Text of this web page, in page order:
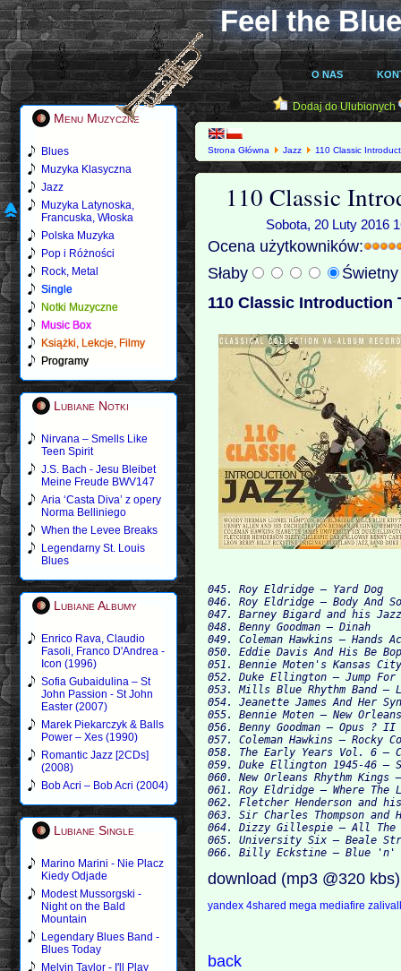
Feel the
O NAS
Menu Muzyczne
Blues
Muzyka Klasyczna
Jazz
Muzyka Latynoska,
Francuska, Włoska
Polska Muzyka
Pop i Różności
Rock, Metal
Single
Notki Muzyczne
Music Box
Książki, Lekcje, Filmy
Programy
Lubiane Notki
Nirvana – Smells Like
Teen Spirit
J.S. Bach - Jesu Bleibet
Meine Freude BWV147
Aria ‘Casta Diva’ z opery
Norma Belliniego
When the Levee Breaks
Legendarny St. Louis
Blues
Lubiane Albumy
Enrico Rava, Claudio
Fasoli, Franco D'Andrea -
Icon (1996)
Sofia Gubaidulina – St
John Passion - St John
Easter (2007)
Marek Piekarczyk & Balls
Power – Xes (1990)
Romantic Jazz [2CDs]
(2008)
Bob Acri – Bob Acri (2004)
Lubiane Single
Marino Marini - Nie Placz
Kiedy Odjade
Modest Mussorgski -
Night on the Bald
Mountain
Legendary Blues Band -
Blues Today
Melvin Taylor - I'll Play
Dodaj do Ulubionych
Strona Główna Jazz 110 Classic
110 Classic
Sobota, 20 Luty 2016
Ocena użytkowników:
Słaby
110 Classic Introduction
045. Roy Eldridge — Yard Dog
046. Roy Eldridge — Body And
047. Barney Bigard and his
048. Benny Goodman — Dinah
049. Coleman Hawkins — Hands
050. Eddie Davis And His Be
051. Bennie Moten's Kansas
052. Duke Ellington — Jump For
053. Mills Blue Rhythm Band —
054. Jeanette James And Her
055. Bennie Moten — New
056. Benny Goodman — Opus ? II
057. Coleman Hawkins — Rocky
058. The Early Years Vol. 6 —
059. Duke Ellington 1945-46 —
060. New Orleans Rhythm Kings
061. Roy Eldridge — Where The
062. Fletcher Henderson and
063. Sir Charles Thompson
064. Dizzy Gillespie — All The
065. University Six — Beale
download (mp3 @320
yandex4sharedmegamediafire
back